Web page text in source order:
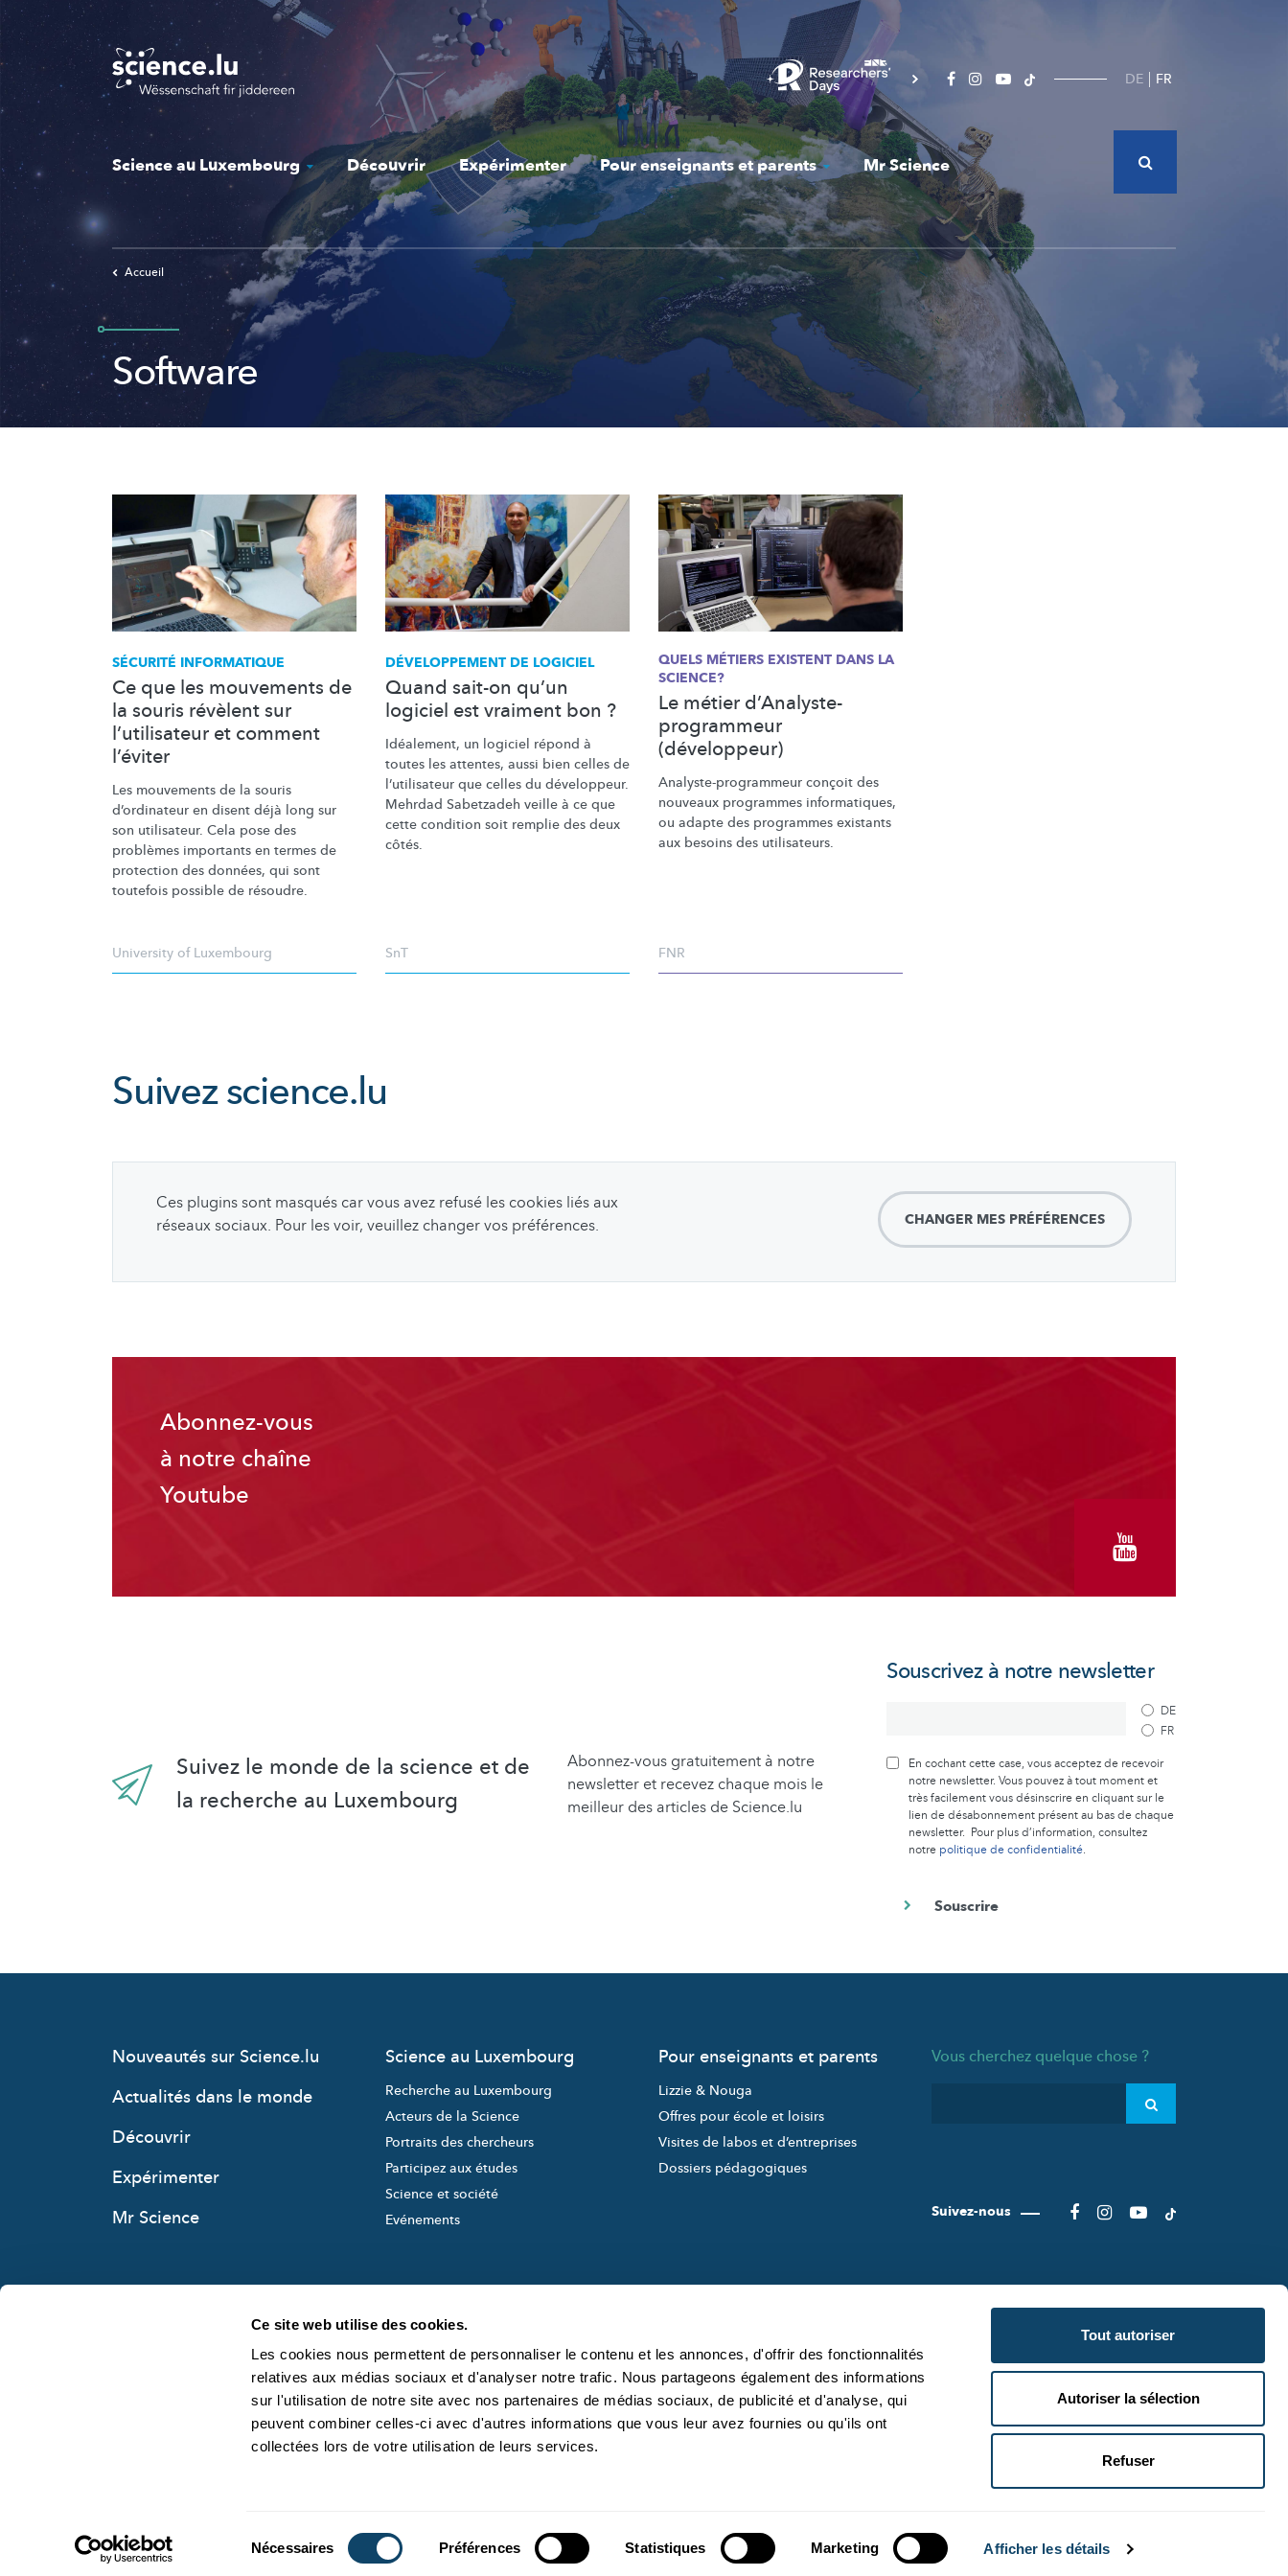
Ce site web utilise des cookies.
Les cookies nous permettent de personnaliser le contenu et les annonces, d'offrir des fonctionnalités
relatives aux médias sociaux et d'analyser notre trafic. Nous partageons également des informations
sur l'utilisation de notre site avec nos partenaires de médias sociaux, de publicité et d'analyse, qui
peuvent combiner celles-ci avec d'autres informations que vous leur avez fournies ou qu'ils ont
collectées lors de votre utilisation de leurs services.
Nécessaires Préférences Statistiques Marketing Afficher les détails
Tout autoriser
Autoriser la sélection
Refuser
Skip
to
main
content
DE FR
Science au Luxembourg Découvrir Expérimenter Pour enseignants et parents Mr Science
Accueil
Software
SÉCURITÉ INFORMATIQUE
Ce que les mouvements de
la souris révèlent sur
l’utilisateur et comment
l’éviter
Les mouvements de la souris
d’ordinateur en disent déjà long sur
son utilisateur. Cela pose des
problèmes importants en termes de
protection des données, qui sont
toutefois possible de résoudre.
University of Luxembourg
DÉVELOPPEMENT DE LOGICIEL
Quand sait-on qu’un
logiciel est vraiment bon ?
Idéalement, un logiciel répond à
toutes les attentes, aussi bien celles de
l’utilisateur que celles du développeur.
Mehrdad Sabetzadeh veille à ce que
cette condition soit remplie des deux
côtés.
SnT
QUELS MÉTIERS EXISTENT DANS LA
SCIENCE?
Le métier d’Analyste-
programmeur
(développeur)
Analyste-programmeur conçoit des
nouveaux programmes informatiques,
ou adapte des programmes existants
aux besoins des utilisateurs.
FNR
Suivezscience.lu
Ces plugins sont masqués car vous avez refusé les cookies liés aux
réseaux sociaux. Pour les voir, veuillez changer vos préférences.
CHANGER MES PRÉFÉRENCES
Abonnez-vous
à notre chaîne
Youtube
Suivez le monde de la science et de
la recherche au Luxembourg
Abonnez-vous gratuitement à notre
newsletter et recevez chaque mois le
meilleur des articles de Science.lu
Souscrivez à notre newsletter
DE
FR
En cochant cette case, vous acceptez de recevoir
notre newsletter. Vous pouvez à tout moment et
très facilement vous désinscrire en cliquant sur le
lien de désabonnement présent au bas de chaque
newsletter. Pour plus d’information, consultez
notre politique de confidentialité.
Nouveautés sur Science.lu
Actualités dans le monde
Découvrir
Expérimenter
Mr Science
Science au Luxembourg
Recherche au Luxembourg
Acteurs de la Science
Portraits des chercheurs
Participez aux études
Science et société
Evénements
Pour enseignants et parents
Lizzie & Nouga
Offres pour école et loisirs
Visites de labos et d’entreprises
Dossiers pédagogiques
Vous cherchez quelque chose ?
Suivez-nous
created and managed by
À PROPOS DE SCIENCE.LU
L'ÉQUIPE DE SCIENCE.LU
CONDITIONS D'UTILISATION
POLITIQUE DE CONFIDENTIALITÉ